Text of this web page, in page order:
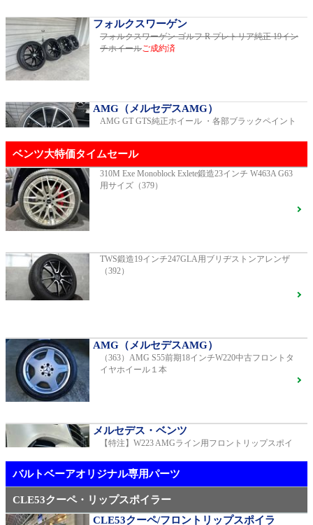
GT53 4MATIC+ ダイナミックプラスパッ
ケージご成約済
2024年モデル 車検2027年01月 走行8,500km
2018年モデル 車検 走行23,500km
ベンツ中古車在庫車情報
フォルクスワーゲン
フォルクスワーゲン ゴルフ R プレトリア純正 19イン
チホイールご成約済
AMG（メルセデスAMG）
AMG GT GTS純正ホイール ・各部ブラックペイント
R231 SL400 ロルフハルトゲ20インチアルミホイール
【中古タイヤ美品】ピレリPゼロネロ255/30/20 5分山1
メルセデス・ベンツ
TWS EX-fMⅡ Monoblock 20インチ メルセデスベンツ
AMG（メルセデスAMG）
21インチ鍛造 TWS EXlete 210M ミシュランパイロッ
トスポーツ4Sご成約済
ベンツ大特価タイムセール
310M Exe Monoblock Exlete鍛造23インチ W463A G63
用サイズ（379）
TWS鍛造19インチ247GLA用ブリヂストンアレンザ
（392）
AMG（メルセデスAMG）
（363）AMG S55前期18インチW220中古フロントタ
イヤホイール１本
メルセデス・ベンツ
【特注】W223 AMGライン用フロントリップスポイ
バルトベーアオリジナル専用パーツ
CLE53クーペ・リップスポイラー
CLE53クーペ/フロントリップスポイラ